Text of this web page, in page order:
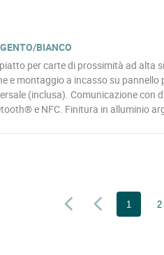
BIANCO
per carte di prossimità ad alta
e montaggio a incasso su
(inclusa). Comunicazione con
e NFC. Finitura in alluminio
1 2